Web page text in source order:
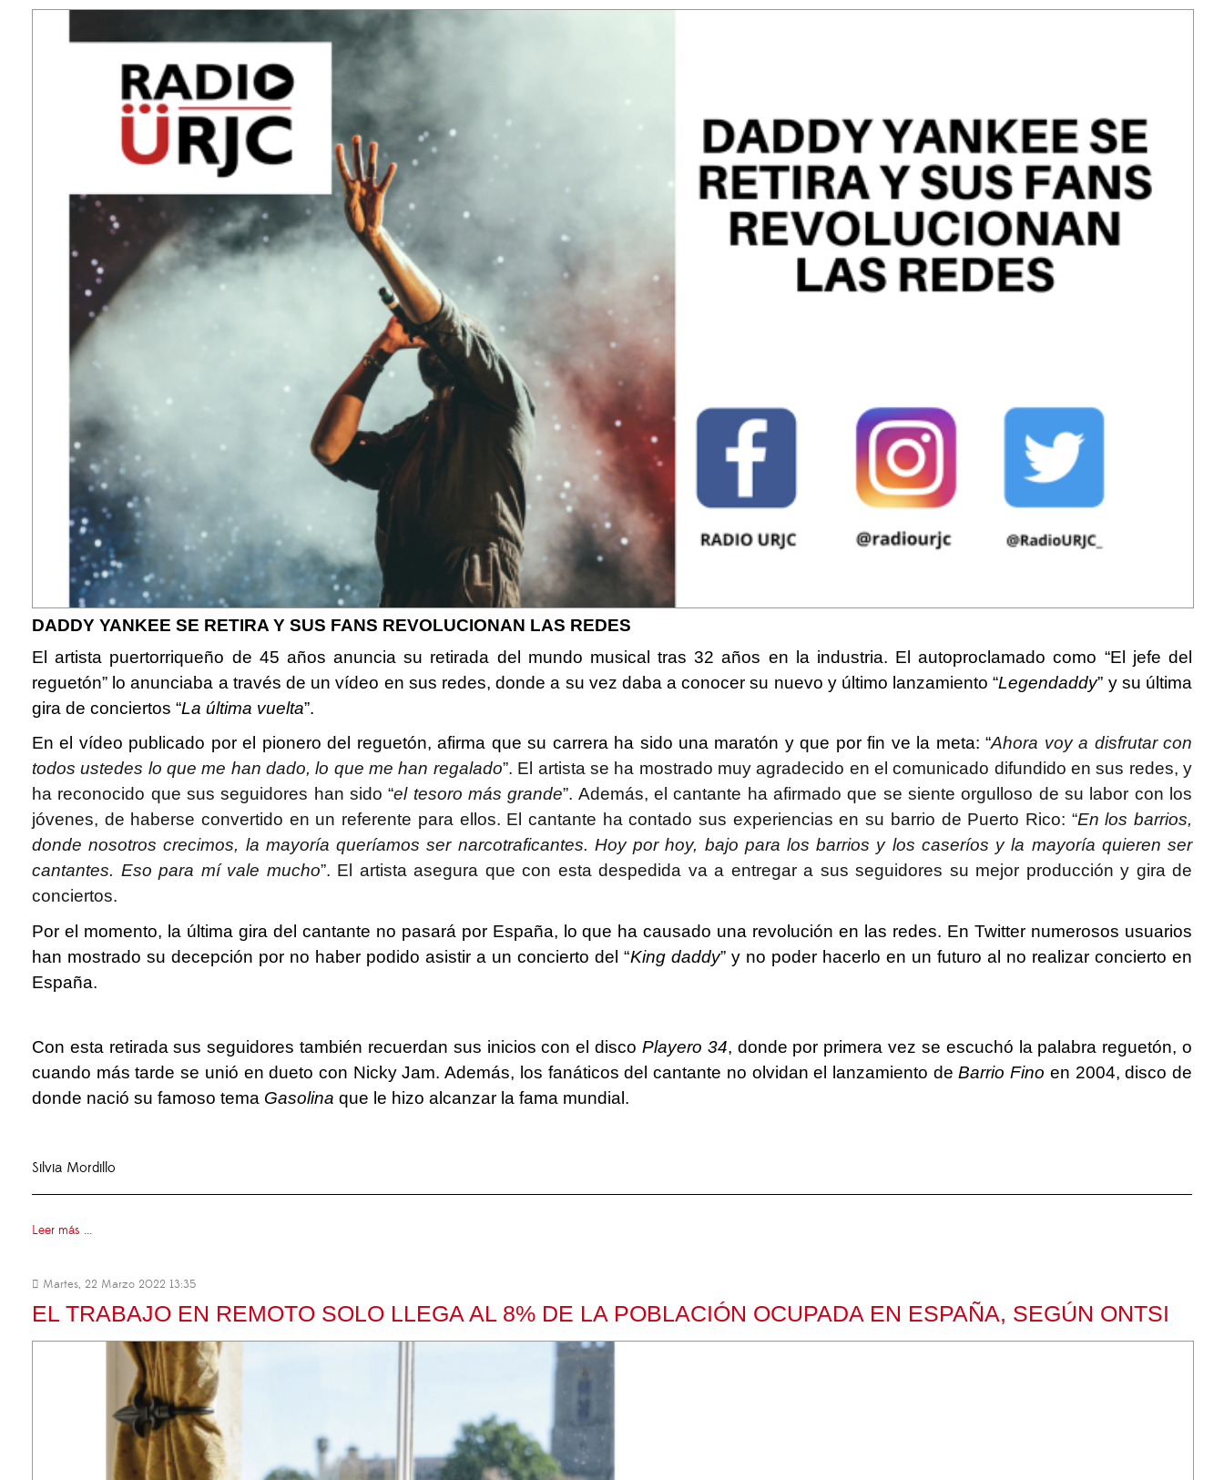
DADDY YANKEE SE RETIRA Y SUS FANS REVOLUCIONAN LAS REDES
El artista puertorriqueño de 45 años anuncia su retirada del mundo musical tras 32 años en la industria. El autoproclamado como “El jefe del
reguetón” lo anunciaba a través de un vídeo en sus redes, donde a su vez daba a conocer su nuevo y último lanzamiento “Legendaddy” y su última
gira de conciertos “La última vuelta”.
En el vídeo publicado por el pionero del reguetón, afirma que su carrera ha sido una maratón y que por fin ve la meta: “Ahora voy a disfrutar con
todos ustedes lo que me han dado, lo que me han regalado”. El artista se ha mostrado muy agradecido en el comunicado difundido en sus redes, y
ha reconocido que sus seguidores han sido “el tesoro más grande”. Además, el cantante ha afirmado que se siente orgulloso de su labor con los
jóvenes, de haberse convertido en un referente para ellos. El cantante ha contado sus experiencias en su barrio de Puerto Rico: “En los barrios,
donde nosotros crecimos, la mayoría queríamos ser narcotraficantes. Hoy por hoy, bajo para los barrios y los caseríos y la mayoría quieren ser
cantantes. Eso para mí vale mucho”. El artista asegura que con esta despedida va a entregar a sus seguidores su mejor producción y gira de
conciertos.
Por el momento, la última gira del cantante no pasará por España, lo que ha causado una revolución en las redes. En Twitter numerosos usuarios
han mostrado su decepción por no haber podido asistir a un concierto del “King daddy” y no poder hacerlo en un futuro al no realizar concierto en
España.
Con esta retirada sus seguidores también recuerdan sus inicios con el disco Playero 34, donde por primera vez se escuchó la palabra reguetón, o
cuando más tarde se unió en dueto con Nicky Jam. Además, los fanáticos del cantante no olvidan el lanzamiento deBarrio Fino en 2004, disco de
donde nació su famoso tema Gasolina que le hizo alcanzar la fama mundial.
Silvia Mordillo
Leer más ...
Martes, 22 Marzo 2022 13:35
EL TRABAJO EN REMOTO SOLO LLEGA AL 8% DE LA POBLACIÓN OCUPADA EN ESPAÑA, SEGÚN ONTSI